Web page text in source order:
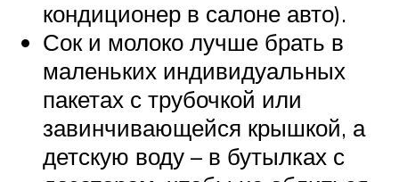
кондиционер в салоне авто).
Сок и молоко лучше брать в
маленьких индивидуальных
пакетах с трубочкой или
завинчивающейся крышкой, а
детскую воду – в бутылках с